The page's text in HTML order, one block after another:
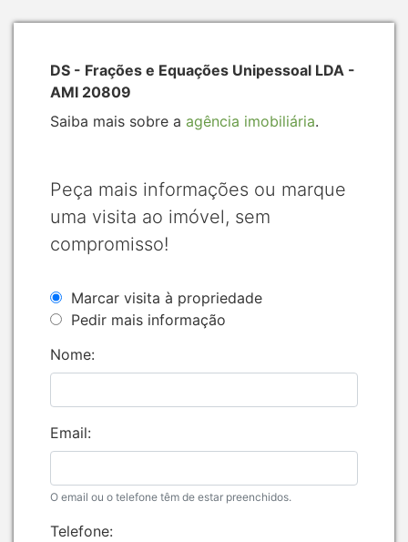
DS - Frações e Equações Unipessoal LDA -
AMI 20809
Saiba mais sobre a agência imobiliária.
Peça mais informações ou marque
uma visita ao imóvel, sem
compromisso!
Marcar visita à propriedade
Pedir mais informação
Nome:
Email:
O email ou o telefone têm de estar preenchidos.
Telefone: